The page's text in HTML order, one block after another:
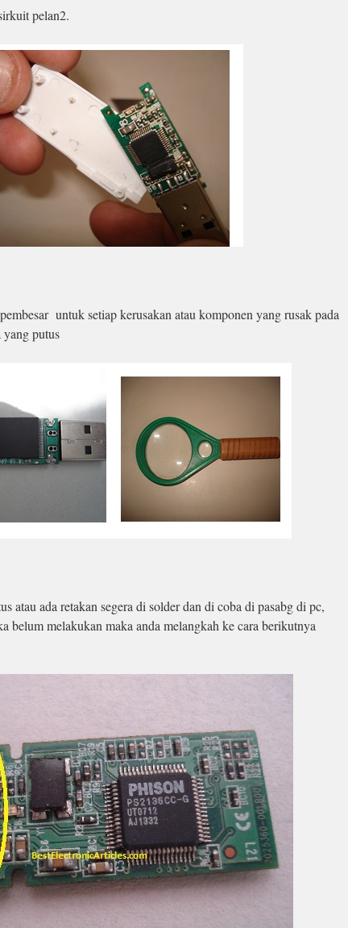
pelan2.
untuk setiap kerusakan atau komponen yang rusak pada
putus
atau ada retakan segera di solder dan di coba di pasabg di pc,
belum melakukan maka anda melangkah ke cara berikutnya